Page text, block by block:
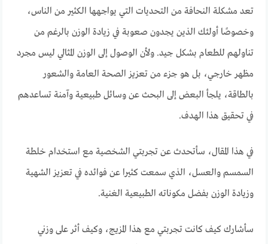
تعد مشكلة النحافة من التحديات التي يواجهها الكثير من الناس،
وخصوصًا أولئك الذين يجدون صعوبة في زيادة الوزن بالرغم من
تناولهم للطعام بشكل جيد. ولأن الوصول إلى الوزن المثالي ليس مجرد
مظهر خارجي، بل هو جزء من تعزيز الصحة العامة والشعور
بالطاقة، يلجأ البعض إلى البحث عن وسائل طبيعية وآمنة تساعدهم
في تحقيق هذا الهدف.
في هذا المقال، سأتحدث عن تجربتي الشخصية مع استخدام خلطة
السمسم والعسل، الذي سمعت كثيرا عن فوائده في تعزيز الشهية
وزيادة الوزن بفضل مكوناته الطبيعية الغنية.
سأشارك كيف كانت تجربتي مع هذا المزيج، وكيف أثر على وزني